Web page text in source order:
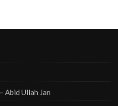
Abid Ullah Jan